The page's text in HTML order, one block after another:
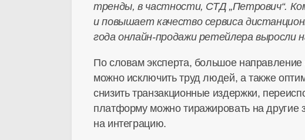
тренды, в частности, СТД „Петрович“.
и повышает качество сервиса
годаонлайн-продажиретейлера выросли
По словам эксперта, большое направление
можно исключить труд людей, а также
снизить транзакционные издержки,
платформу можно тиражировать на другие
на интеграцию.